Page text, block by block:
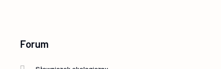
Forum